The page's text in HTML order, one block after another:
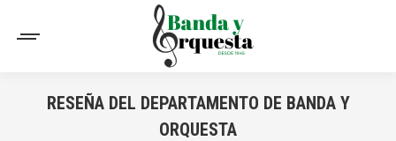
RESEÑA DEL DEPARTAMENTO DE BANDA Y
ORQUESTA